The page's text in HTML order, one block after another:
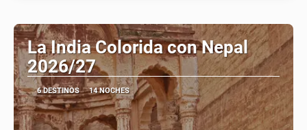
La India Colorida con Nepal
2026/27
6 DESTINOS 14 NOCHES